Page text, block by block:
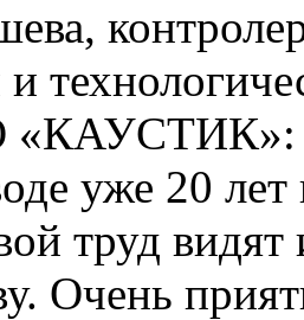
«КАУСТИК»:
уже 20 лет
труд
Очень